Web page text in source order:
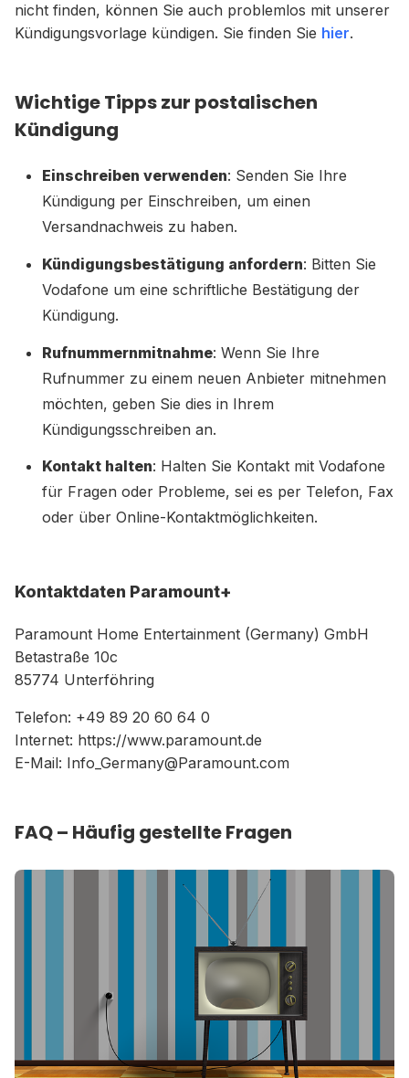
nicht finden, können Sie auch problemlos mit unserer
Kündigungsvorlage kündigen. Sie finden Sie hier.
Wichtige Tipps zur postalischen
Kündigung
Einschreiben verwenden: Senden Sie Ihre
Kündigung per Einschreiben, um einen
Versandnachweis zu haben.
Kündigungsbestätigung anfordern: Bitten Sie
Vodafone um eine schriftliche Bestätigung der
Kündigung.
Rufnummernmitnahme: Wenn Sie Ihre
Rufnummer zu einem neuen Anbieter mitnehmen
möchten, geben Sie dies in Ihrem
Kündigungsschreiben an.
Kontakt halten: Halten Sie Kontakt mit Vodafone
für Fragen oder Probleme, sei es per Telefon, Fax
oder über Online-Kontaktmöglichkeiten.
Kontaktdaten Paramount+
Paramount Home Entertainment (Germany) GmbH
Betastraße 10c
85774 Unterföhring
Telefon: +49 89 20 60 64 0
Internet: https://www.paramount.de
E-Mail: Info_Germany@Paramount.com
FAQ – Häufig gestellte Fragen